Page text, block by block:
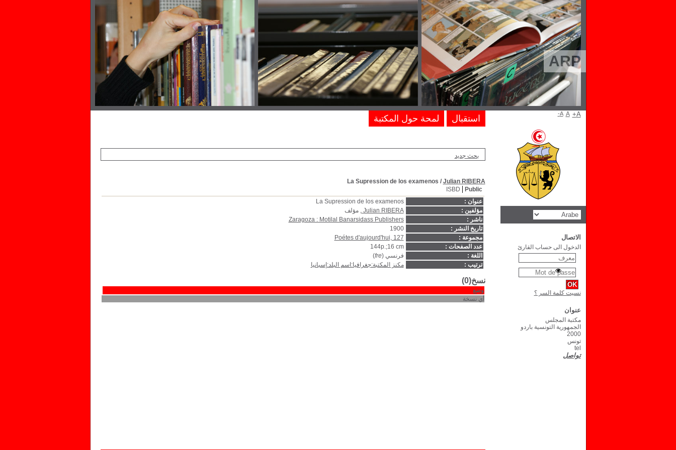
ARP
بحث جديد
La Supression de los examenos / Julian RIBERA
Public
ISBD
عنوان :
La Supression de los examenos
مؤلفين :
Julian RIBERA , مؤلف
ناشر :
Zaragoza : Motilal Banarsidass Publishers
تاريخ النشر :
1900
مجموعة :
Poétes d'aujourd'hui, 127
عدد الصفحات :
144p.;16 cm
اللغة :
فرنسي (fre
)
ترتيب :
مكنز المكتبة:جغرافيا:اسم البلد:إسبانيا
نسخ(0)
وضع
أي نسخة
استقبال لمحة حول المكتبة A- A A+
الاتصال
الدخول الى حساب القارئ
نسيت كلمة السر ؟
عنوان
مكتبة المجلس
الجمهورية التونسية باردو
2000
تونس
tel
تواصل